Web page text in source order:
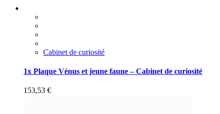
Cabinet de curiosité
1x Plaque Vénus et jeune faune – Cabinet de curiosité
153,53 €